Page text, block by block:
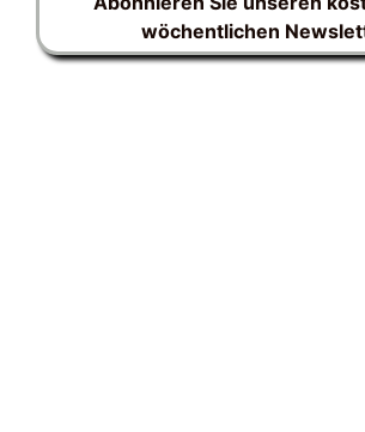
wöchentlichen